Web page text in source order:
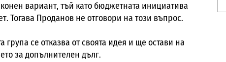
вариант, тъй като бюджетната инициатива
Тогава Проданов не отговори на този въпрос.
се отказва от своята идея и ще остави на
за допълнителен дълг.